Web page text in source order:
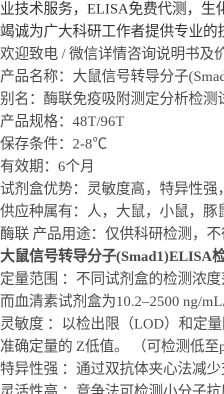
业技术服务，ELISA免费代测，生
竭诚为广大科研工作者提供专业
欢迎致电 / 微信详情咨询说明书及
产品名称： 大鼠信号转导分子
别名：酶联免疫吸附测定分析检测
产品规格：48T/96T
保存条件：2-8℃
有效期：6个月
试剂盒优势：灵敏度高，特异性
供应种属有：人，大鼠，小鼠，
酶联 产品用途：仅供科研检测，
大鼠信号转导分子(Smad1)ELISA
定量范围 ：不同试剂盒的检测浓
而血清素试剂盒为10.2–2500 ng/
灵敏度 ：以检出限（LOD）和定
准确定量的 Z低值。 （可检测低
特异性强 ：通过双抗体夹心法减